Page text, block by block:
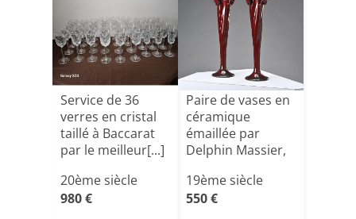
Service de 36
verres en cristal
taillé à Baccarat
par le meilleur[...]
20ème siècle
980 €
Paire de vases en
céramique
émaillée par
Delphin Massier,
19ème siècle
550 €